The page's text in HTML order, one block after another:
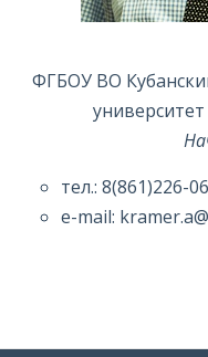
ФГБОУ ВО
тел.: 8(861)226-
e-mail: